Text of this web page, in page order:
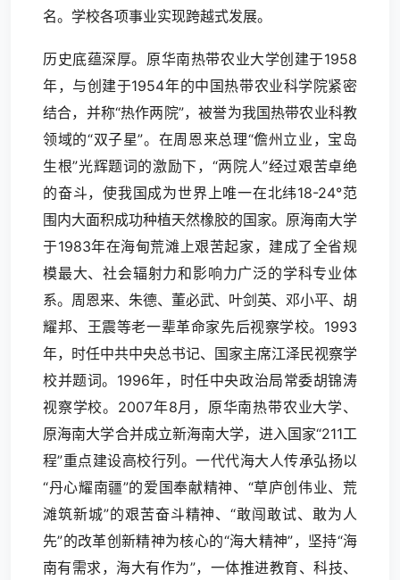
名。学校各项事业实现跨越式发展。
历史底蕴深厚。原华南热带农业大学创建于1958
年，与创建于1954年的中国热带农业科学院紧密
结合，并称“热作两院”，被誉为我国热带农业科教
领域的“双子星”。在周恩来总理“儋州立业，宝岛
生根”光辉题词的激励下，“两院人”经过艰苦卓绝
的奋斗，使我国成为世界上唯一在北纬18-24°范
围内大面积成功种植天然橡胶的国家。原海南大学
于1983年在海甸荒滩上艰苦起家，建成了全省规
模最大、社会辐射力和影响力广泛的学科专业体
系。周恩来、朱德、董必武、叶剑英、邓小平、胡
耀邦、王震等老一辈革命家先后视察学校。1993
年，时任中共中央总书记、国家主席江泽民视察学
校并题词。1996年，时任中央政治局常委胡锦涛
视察学校。2007年8月，原华南热带农业大学、
原海南大学合并成立新海南大学，进入国家“211工
程”重点建设高校行列。一代代海大人传承弘扬以
“丹心耀南疆”的爱国奉献精神、“草庐创伟业、荒
滩筑新城”的艰苦奋斗精神、“敢闯敢试、敢为人
先”的改革创新精神为核心的“海大精神”，坚持“海
南有需求，海大有作为”，一体推进教育、科技、